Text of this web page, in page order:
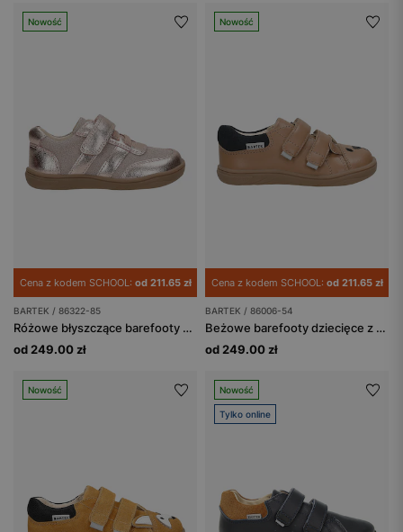
Nowość
Cena z kodem SCHOOL: od 211.65 zł
BARTEK / 86322-85
Różowe błyszczące barefooty dziewczęce BARTEK 86322-85
od 249.00 zł
Nowość
Cena z kodem SCHOOL: od 211.65 zł
BARTEK / 86006-54
Beżowe barefooty dziecięce z misiem na nosku BARTEK 86006-54
od 249.00 zł
Nowość Nowość
Tylko online